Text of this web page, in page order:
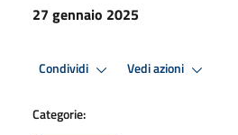
27 gennaio 2025
Condividi Vedi azioni
Categorie: